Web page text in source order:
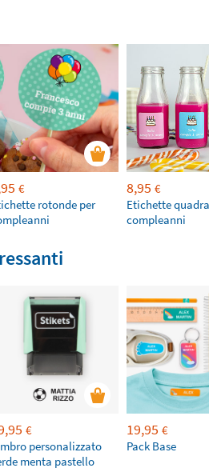
€
rotonde per
8,95 €
Etichette
compleanni
€
personalizzato
menta pastello
19,95 €
Pack Base